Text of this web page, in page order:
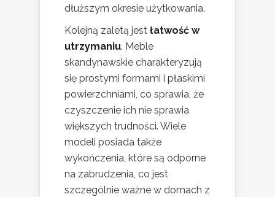
dłuższym okresie użytkowania.
Kolejną zaletą jest łatwość w
utrzymaniu. Meble
skandynawskie charakteryzują
się prostymi formami i płaskimi
powierzchniami, co sprawia, że
czyszczenie ich nie sprawia
większych trudności. Wiele
modeli posiada także
wykończenia, które są odporne
na zabrudzenia, co jest
szczególnie ważne w domach z